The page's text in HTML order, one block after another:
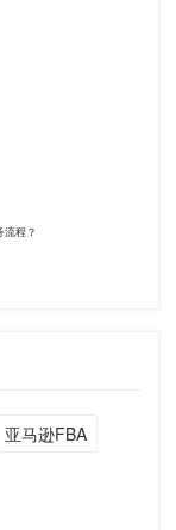
流程？
亚马逊FBA